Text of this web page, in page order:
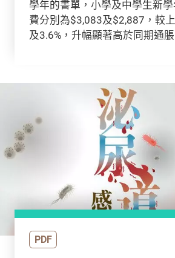
學年的書單，小學及中學生新
費分別為$3,083及$2,887，較
及3.6%，升幅顯著高於同期通脹
PDF